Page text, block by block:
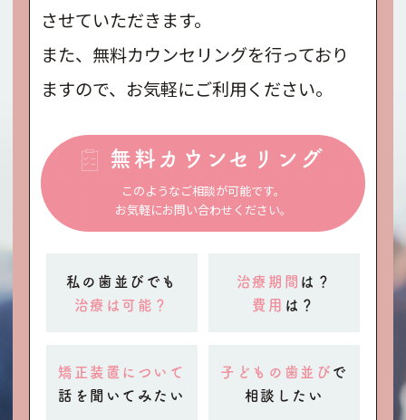
させていただきます。
また、無料カウンセリングを行っており
ますので、お気軽にご利用ください。
無料カウンセリング
このようなご相談が可能です。
お気軽にお問い合わせください。
私の歯並びでも
治療は可能？
治療期間 は？
費用 は？
矯正装置について
話を聞いてみたい
子どもの歯並び で
相談したい